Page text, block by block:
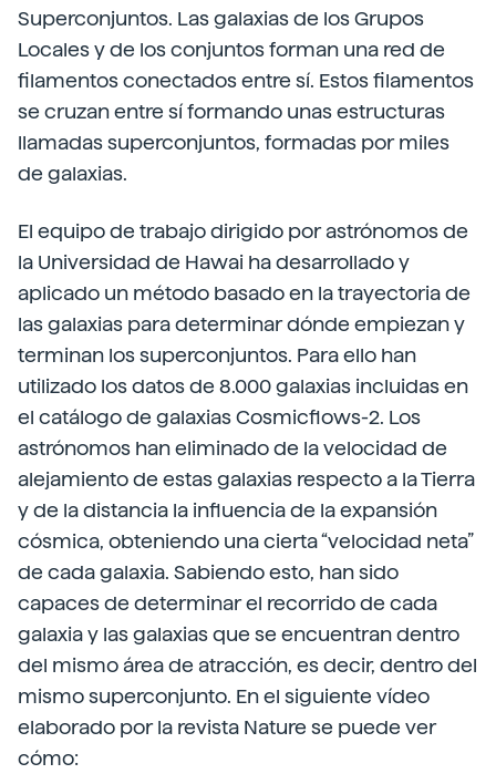
Superconjuntos. Las galaxias de los Grupos
Locales y de los conjuntos forman una red de
filamentos conectados entre sí. Estos filamentos
se cruzan entre sí formando unas estructuras
llamadas superconjuntos, formadas por miles
de galaxias.
El equipo de trabajo dirigido por astrónomos de
la Universidad de Hawai ha desarrollado y
aplicado un método basado en la trayectoria de
las galaxias para determinar dónde empiezan y
terminan los superconjuntos. Para ello han
utilizado los datos de 8.000 galaxias incluidas en
el catálogo de galaxias Cosmicflows-2. Los
astrónomos han eliminado de la velocidad de
alejamiento de estas galaxias respecto a la Tierra
y de la distancia la influencia de la expansión
cósmica, obteniendo una cierta “velocidad neta”
de cada galaxia. Sabiendo esto, han sido
capaces de determinar el recorrido de cada
galaxia y las galaxias que se encuentran dentro
del mismo área de atracción, es decir, dentro del
mismo superconjunto. En el siguiente vídeo
elaborado por la revista Nature se puede ver
cómo: